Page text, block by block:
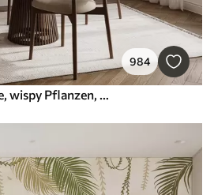
984
Eine verträumte, zarte, wispy Pflanzen, Ährchen und Blumen in braunen Pastellfarben vor einem dunstigen, strukturierten Hintergrund